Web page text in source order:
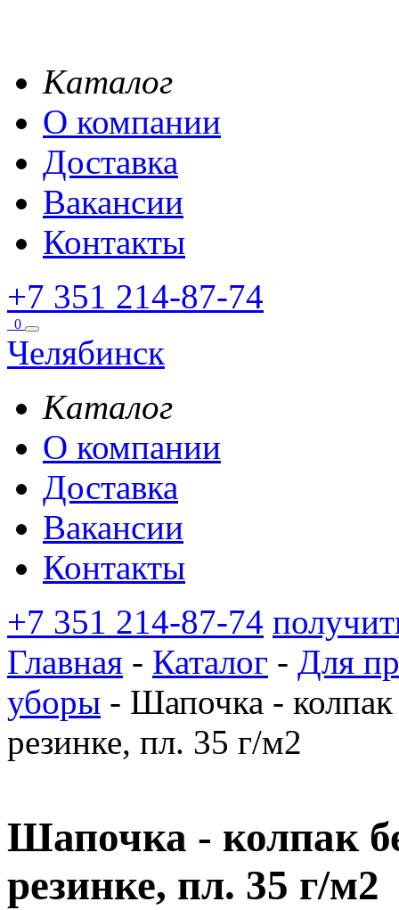
Каталог
О компании
Доставка
Вакансии
Контакты
+7 351 214-87-74
0
Челябинск
Каталог
О компании
Доставка
Вакансии
Контакты
+7 351 214-87-74
Главная - Каталог - Для
уборы - Шапочка - колпак
резинке, пл. 35 г/м2
Шапочка - колпак
резинке, пл. 35 г/м2